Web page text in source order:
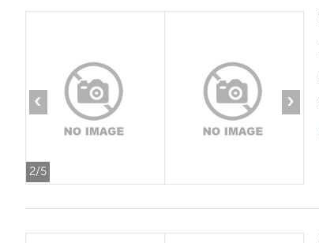
2/5
‹ ›